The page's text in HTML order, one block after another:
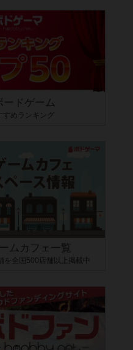
ードゲーム
すめランキング
ムカフェ一覧
を全国500店舗以上掲載中